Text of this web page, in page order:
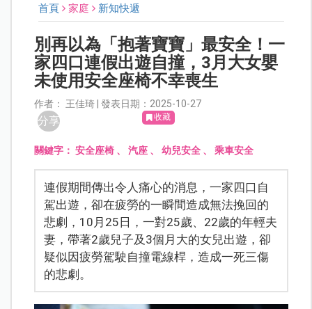
首頁 家庭 新知快遞
別再以為「抱著寶寶」最安全！一
家四口連假出遊自撞，3月大女嬰
未使用安全座椅不幸喪生
作者： 王佳琦 | 發表日期：2025-10-27
分享 收藏
關鍵字：安全座椅 、汽座 、幼兒安全 、乘車安全
連假期間傳出令人痛心的消息，一家四口自
駕出遊，卻在疲勞的一瞬間造成無法挽回的
悲劇，10月25日，一對25歲、22歲的年輕夫
妻，帶著2歲兒子及3個月大的女兒出遊，卻
疑似因疲勞駕駛自撞電線桿，造成一死三傷
的悲劇。